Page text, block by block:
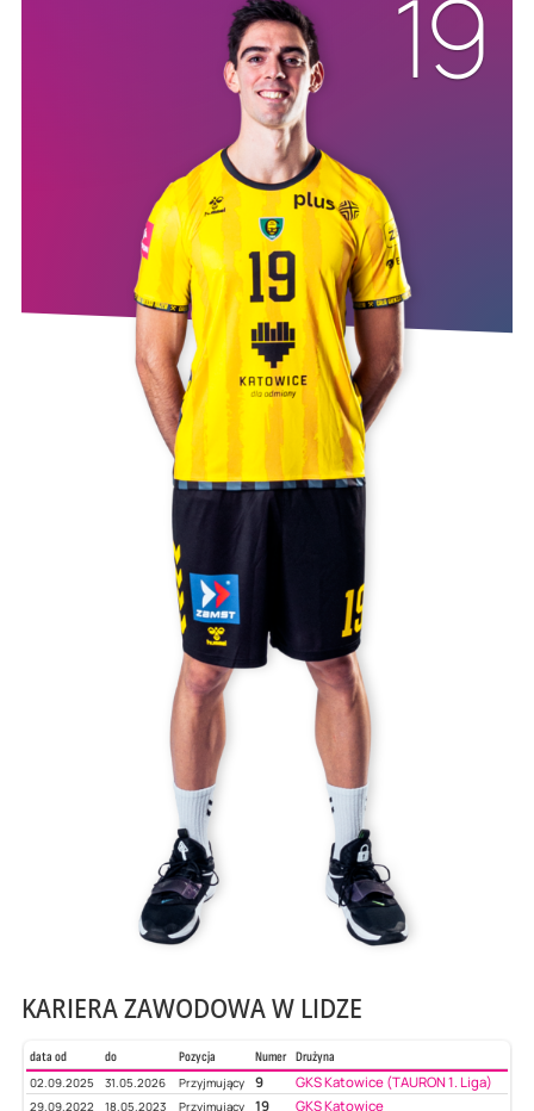
KARIERA ZAWODOWA W LIDZE
data od do Pozycja Numer
Drużyna
02.09.2025
31.05.2026 Przyjmujący 9 GKS Katowice (TAURON 1. Liga)
29.09.2022 18.05.2023 Przyjmujący 19 GKS Katowice
19